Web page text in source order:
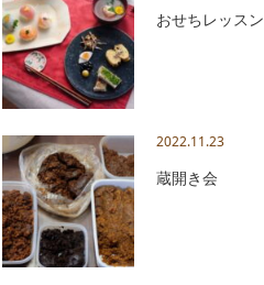
おせちレッスン
2022.11.23
蔵開き会